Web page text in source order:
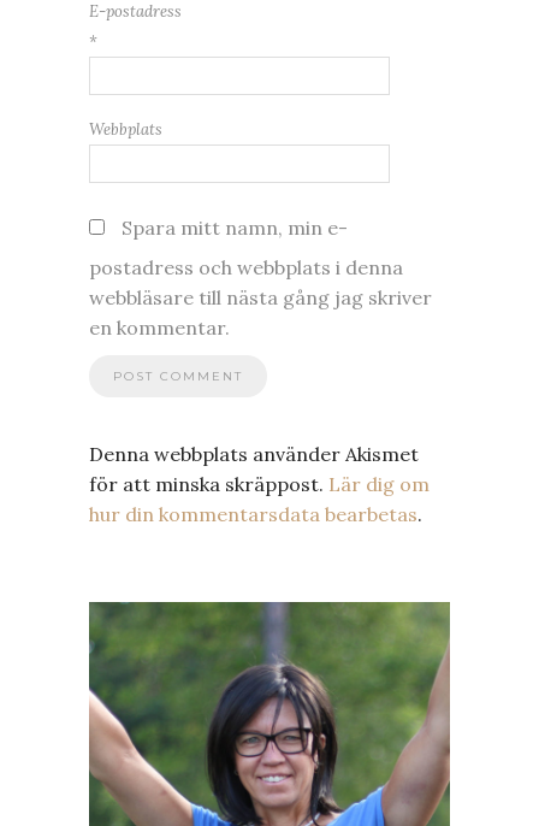
E-postadress
*
Webbplats
Spara mitt namn, min e-
postadress och webbplats i denna
webbläsare till nästa gång jag skriver
en kommentar.
Denna webbplats använder Akismet
för att minska skräppost. Lär dig om
hur din kommentarsdata bearbetas.